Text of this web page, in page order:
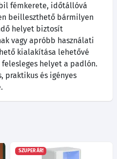
fémkerete, időtállóvá
beilleszthető bármilyen
helyet biztosít
vagy apróbb használati
kialakítása lehetővé
helyet a padlón.
praktikus és igényes
SZUPER ÁR!